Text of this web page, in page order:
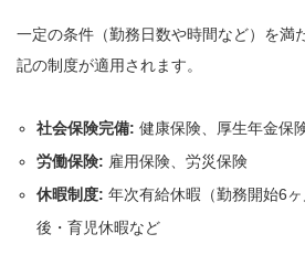
一定の条件（勤務日数や時間など）を満
記の制度が適用されます。
社会保険完備: 健康保険、厚生年金保
労働保険: 雇用保険、労災保険
休暇制度: 年次有給休暇（勤務開始6
後・育児休暇など